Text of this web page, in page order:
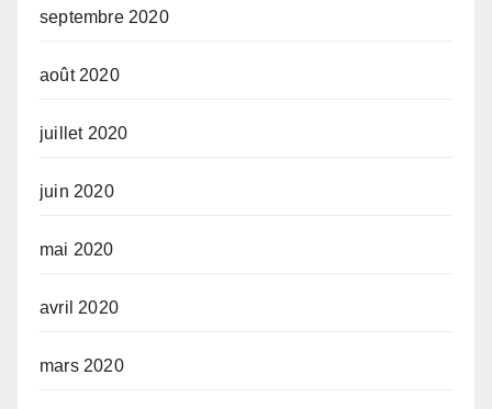
septembre 2020
août 2020
juillet 2020
juin 2020
mai 2020
avril 2020
mars 2020